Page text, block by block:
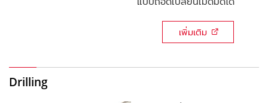
เพิ่มเติม
Drilling